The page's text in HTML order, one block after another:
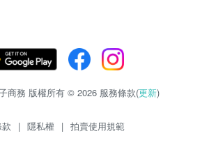
商務 版權所有 © 2026 服務條款(更新)
| 隱私權 | 拍賣使用規範